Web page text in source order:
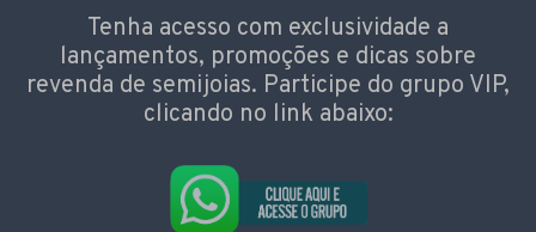
Tenha acesso com exclusividade a
lançamentos, promoções e dicas sobre
revenda de semijoias. Participe do grupo VIP,
clicando no link abaixo: